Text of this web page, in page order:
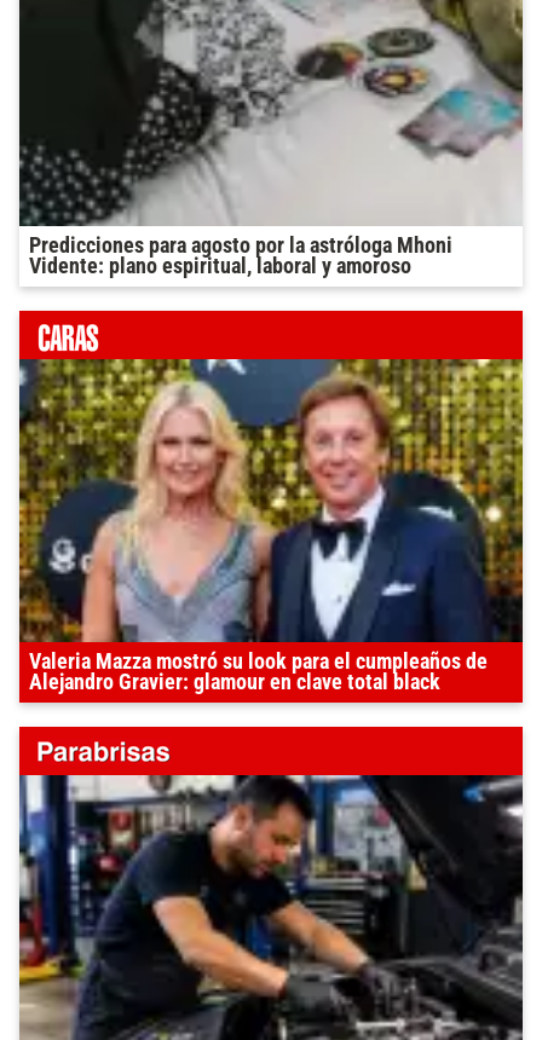
Predicciones para agosto por la astróloga Mhoni
Vidente: plano espiritual, laboral y amoroso
Valeria Mazza mostró su look para el cumpleaños de
Alejandro Gravier: glamour en clave total black